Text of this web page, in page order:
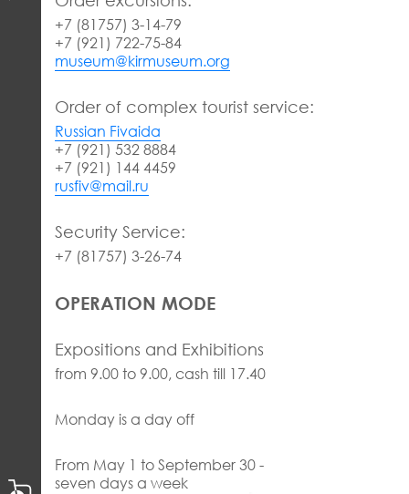
+7 (81757) 3-14-79
+7 (921) 722-75-84
museum@kirmuseum.org
Order of complex tourist service:
Russian Fivaida
+7 (921) 532 8884
+7 (921) 144 4459
rusfiv@mail.ru
Security Service:
+7 (81757) 3-26-74
OPERATION MODE
Expositions and Exhibitions
from 9.00 to 9.00, cash till 17.40
Monday is a day off
From May 1 to September 30 -
seven days a week